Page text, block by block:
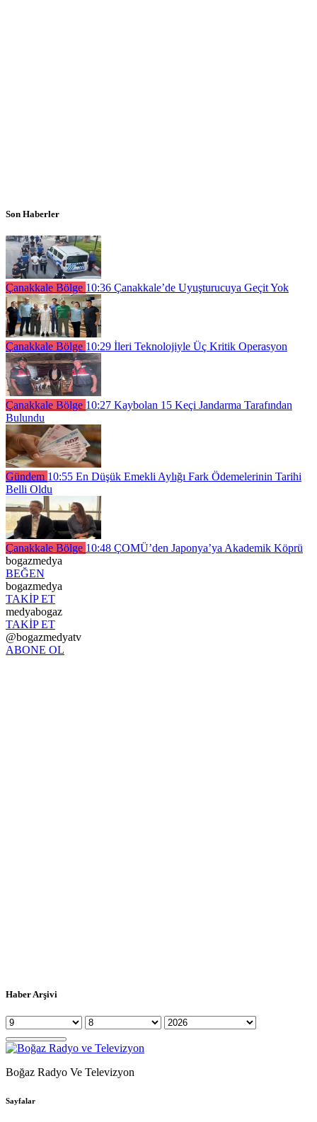
Son Haberler
Çanakkale Bölge 10:36 Çanakkale’de Uyuşturucuya Geçit Yok
Çanakkale Bölge 10:29 İleri Teknolojiyle Üç Kritik Operasyon
Çanakkale Bölge 10:27 Kaybolan 15 Keçi Jandarma Tarafından
Bulundu
Gündem 10:55 En Düşük Emekli Aylığı Fark Ödemelerinin Tarihi
Belli Oldu
Çanakkale Bölge 10:48 ÇOMÜ’den Japonya’ya Akademik Köprü
bogazmedya
BEĞEN
bogazmedya
TAKİP ET
medyabogaz
TAKİP ET
@bogazmedyatv
ABONE OL
Haber Arşivi
Boğaz Radyo Ve Televizyon
Sayfalar